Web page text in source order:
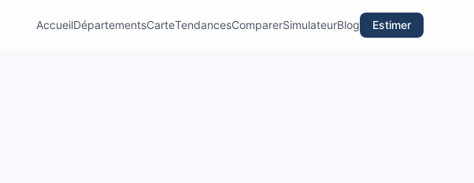
AccueilDépartementsCarteTendancesComparerSimulateurBlog Estimer